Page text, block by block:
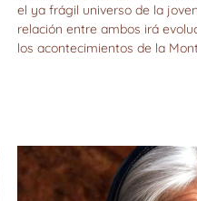
el ya frágil universo de la
relación entre ambos irá
los acontecimientos de la